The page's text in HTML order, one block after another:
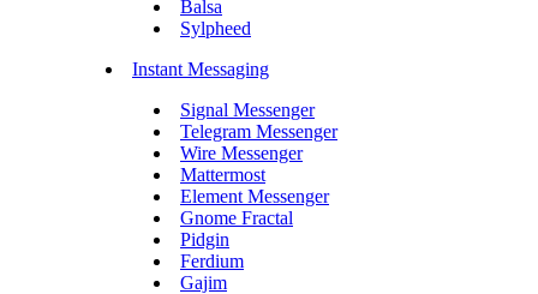
Balsa
Sylpheed
Instant Messaging
Signal Messenger
Telegram Messenger
Wire Messenger
Mattermost
Element Messenger
Gnome Fractal
Pidgin
Ferdium
Gajim